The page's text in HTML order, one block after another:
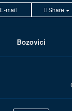
E-mail Share
Bozovici